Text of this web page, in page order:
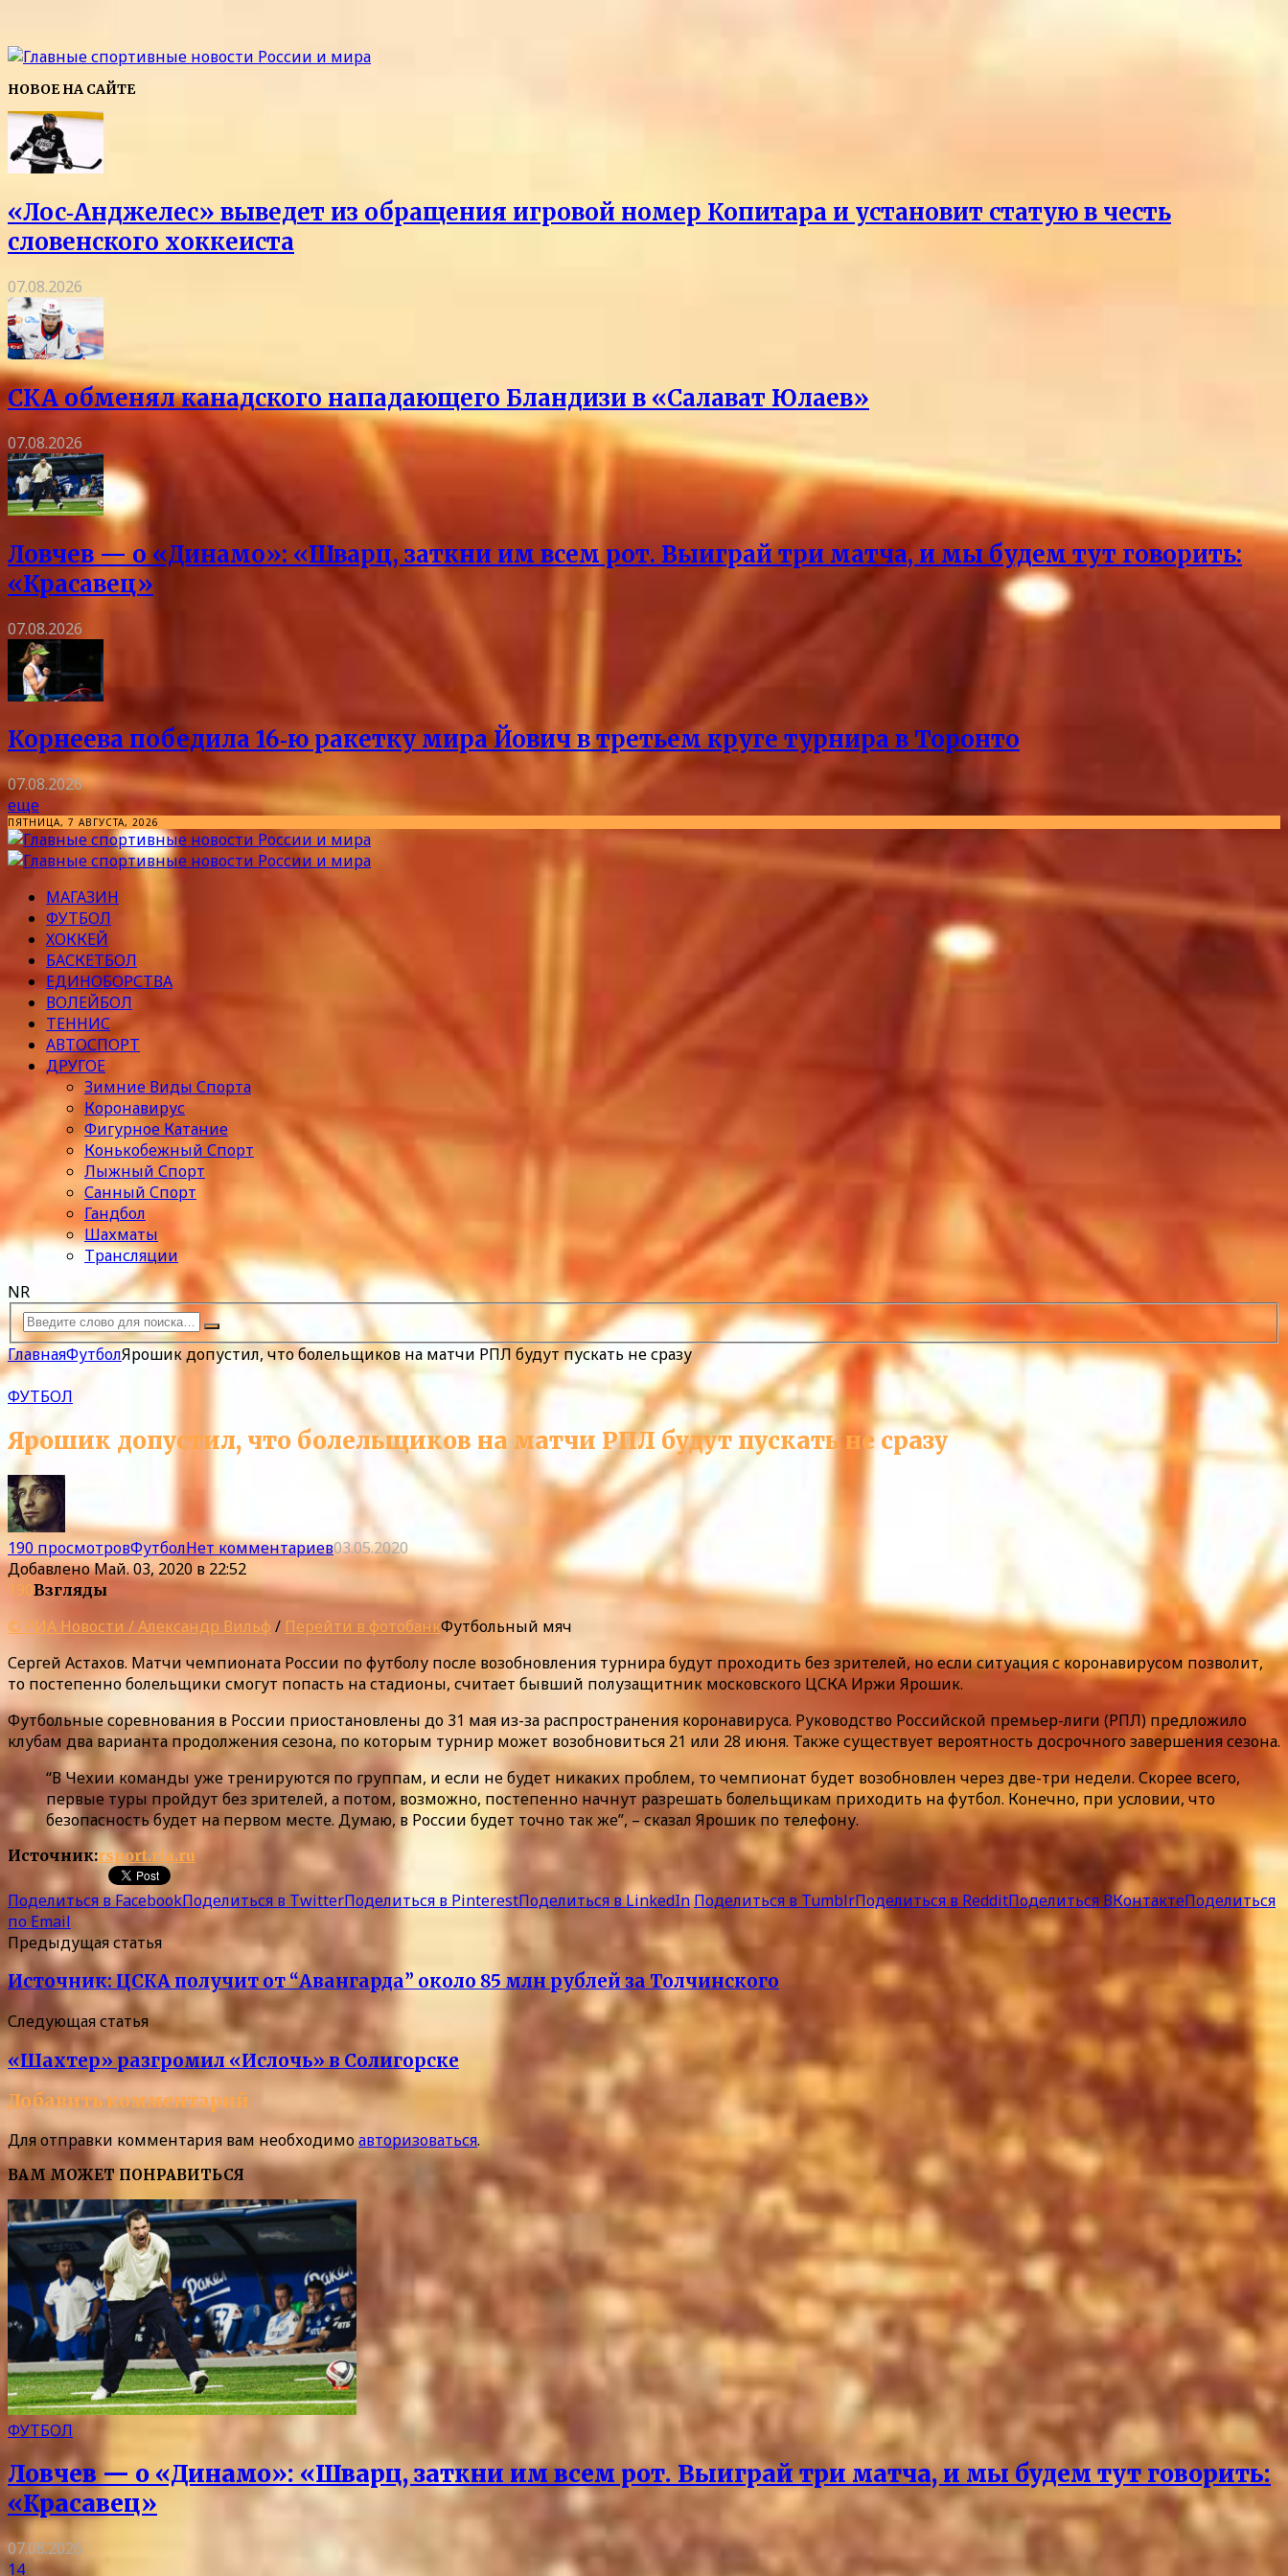
НОВОЕ НА САЙТЕ
«Лос‑Анджелес» выведет из обращения игровой номер Копитара и установит статую в честь
словенского хоккеиста
07.08.2026
СКА обменял канадского нападающего Бландизи в «Салават Юлаев»
07.08.2026
Ловчев — о «Динамо»: «Шварц, заткни им всем рот. Выиграй три матча, и мы будем тут говорить:
«Красавец»
07.08.2026
Корнеева победила 16‑ю ракетку мира Йович в третьем круге турнира в Торонто
07.08.2026
еще
ПЯТНИЦА, 7 АВГУСТА, 2026
МАГАЗИН
ФУТБОЛ
ХОККЕЙ
БАСКЕТБОЛ
ЕДИНОБОРСТВА
ВОЛЕЙБОЛ
ТЕННИС
АВТОСПОРТ
ДРУГОЕ
Зимние Виды Спорта
Коронавирус
Фигурное Катание
Конькобежный Спорт
Лыжный Спорт
Санный Спорт
Гандбол
Шахматы
Трансляции
NR
ГлавнаяФутболЯрошик допустил, что болельщиков на матчи РПЛ будут пускать не сразу
ФУТБОЛ
Ярошик допустил, что болельщиков на матчи РПЛ будут пускать не сразу
190 просмотровФутболНет комментариев03.05.2020
ДобавленоМай. 03, 2020 в 22:52
190Взгляды
© РИА Новости / Александр Вильф / Перейти в фотобанкФутбольный мяч
Сергей Астахов. Матчи чемпионата России по футболу после возобновления турнира будут проходить без зрителей, но если ситуация с коронавирусом позволит,
то постепенно болельщики смогут попасть на стадионы, считает бывший полузащитник московского ЦСКА Иржи Ярошик.
Футбольные соревнования в России приостановлены до 31 мая из-за распространения коронавируса. Руководство Российской премьер-лиги (РПЛ) предложило
клубам два варианта продолжения сезона, по которым турнир может возобновиться 21 или 28 июня. Также существует вероятность досрочного завершения сезона.
“В Чехии команды уже тренируются по группам, и если не будет никаких проблем, то чемпионат будет возобновлен через две-три недели. Скорее всего,
первые туры пройдут без зрителей, а потом, возможно, постепенно начнут разрешать болельщикам приходить на футбол. Конечно, при условии, что
безопасность будет на первом месте. Думаю, в России будет точно так же”, – сказал Ярошик по телефону.
Источник:rsport.ria.ru
Поделиться в FacebookПоделиться в TwitterПоделиться в PinterestПоделиться в LinkedIn Поделиться в TumblrПоделиться в RedditПоделиться ВКонтактеПоделиться
по Email
Предыдущая статья
Источник: ЦСКА получит от “Авангарда” около 85 млн рублей за Толчинского
Следующая статья
«Шахтер» разгромил «Ислочь» в Солигорске
Добавить комментарий
Для отправки комментария вам необходимоавторизоваться.
ВАМ МОЖЕТ ПОНРАВИТЬСЯ
ФУТБОЛ
Ловчев — о «Динамо»: «Шварц, заткни им всем рот. Выиграй три матча, и мы будем тут говорить:
«Красавец»
07.08.2026
14